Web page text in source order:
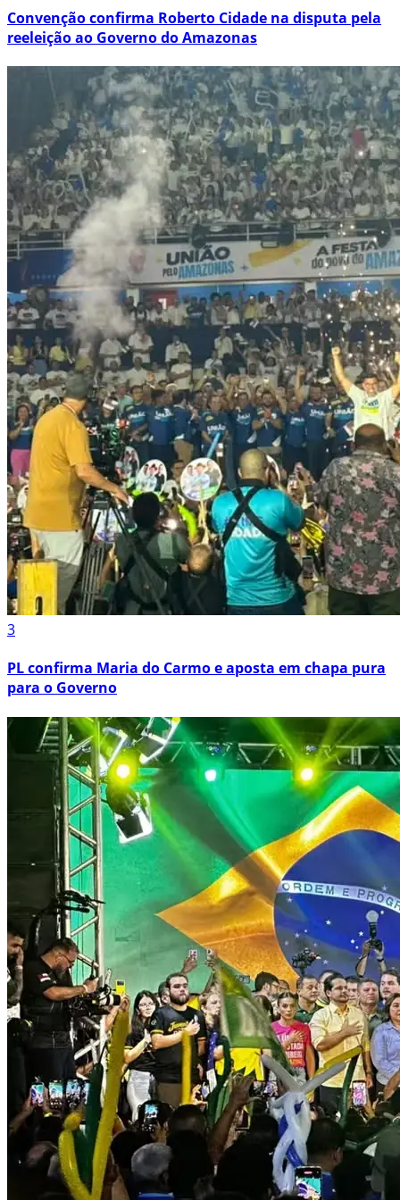
Convenção confirma Roberto Cidade na disputa pela
reeleição ao Governo do Amazonas
3
PL confirma Maria do Carmo e aposta em chapa pura
para o Governo